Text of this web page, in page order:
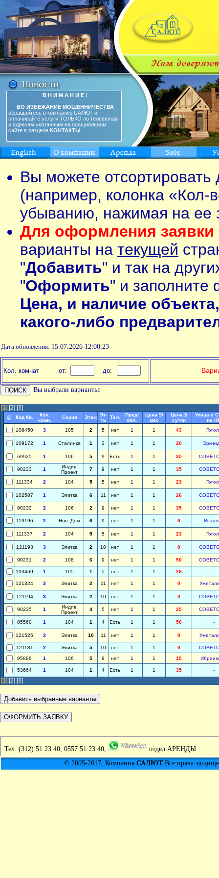
В Н И М А Н И Е !
ВО ИЗБЕЖАНИЕ МОШЕННИЧЕСТВА
обращайтесь в компанию САЛЮТ и
оплачивайте услуги ТОЛЬКО по телефонам
и адресам указанным на официальном
сайте в разделе КОНТАКТЫ
Вы можете
(например, колонка «Кол-
убыванию, нажимая на ее
Для оформления заявки
варианты на текущей
"Добавить" и так на
"Оформить" и заполните
Цена, и наличие
какого-либо
Дата обновления: 15.07.2026 12:00:23
Кол. комнат от: до:
Вы выбрали варианты:
[1] [2] [3]
@ Код Кв.
Кол.
комн.
Серия Этаж Эт-
ть
Тел.
Пред/
опл.
Цена $/
мес
Цена $
сутки
Улица с
на
108450
3 105 2 5 нет 1 1 43
109172 1 Сталинка 1 3 нет 1 1 20
69925 1 106 5 9 Есть 1 1 35
90233 1
Индив.
Проект
7 9 нет 1 1 35
111334 2 104 5 5 нет 1 1 23
102587 1 Элитка 6 11 нет 1 1 26
90232 2 106 2 9 нет 1 1 35
119196 2 Нов. Дом 6 9 нет 1 1 0
111337 2 104 5 5 нет 1 1 23
121193 3 Элитка 2 10 нет 1 1 0
90231 2 106 6 9 нет 1 1 50
103469 1 105 1 5 нет 1 1 28 -
121324 3 Элитка 2 11 нет 1 1 0
121194 3 Элитка 2 10 нет 1 1 0
90235 1
Индив.
Проект
4 5 нет 1 1 25
85560 1 104 1 4 Есть 1 1 50 -
121525 3 Элитка 10 11 нет 1 1 0
121181 2 Элитка 5 10 нет 1 1 0
95886
1 106 5 9 нет 1 1 15
53664 1 104 1 4 Есть 1 1 35 -
[1] [2] [3]
Тел. (312) 51 23 40, 0557 51 23 40,
отдел АРЕНДЫ
© 2005-2017, Компания САЛЮТВсе права